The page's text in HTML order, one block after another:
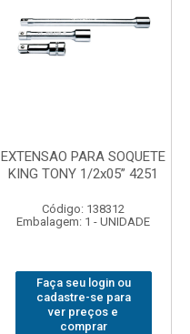
EXTENSAO PARA SOQUETE
KING TONY 1/2x05” 4251
Código: 138312
Embalagem: 1 - UNIDADE
Faça seu login ou
cadastre-se para
ver preços e
comprar